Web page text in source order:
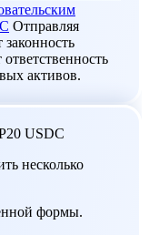
Отправляя
законность
активов.
USDC
несколько
формы.